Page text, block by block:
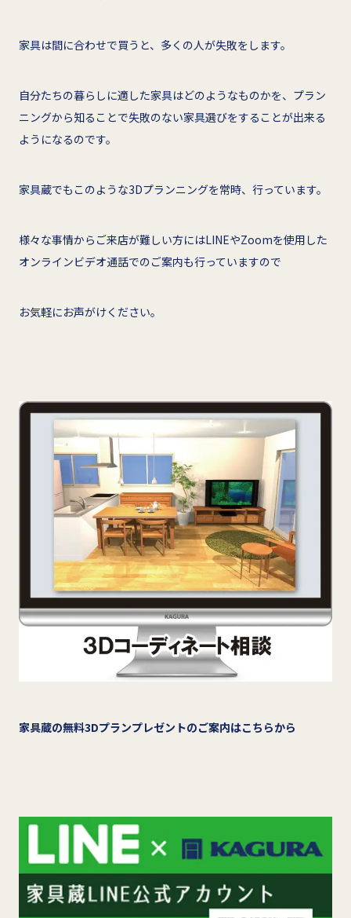
家具は間に合わせで買うと、多くの人が失敗をします。
自分たちの暮らしに適した家具はどのようなものかを、プラン
ニングから知ることで失敗のない家具選びをすることが出来る
ようになるのです。
家具蔵でもこのような3Dプランニングを常時、行っています。
様々な事情からご来店が難しい方にはLINEやZoomを使用した
オンラインビデオ通話でのご案内も行っていますので
お気軽にお声がけください。
家具蔵の無料3Dプランプレゼントのご案内はこちらから